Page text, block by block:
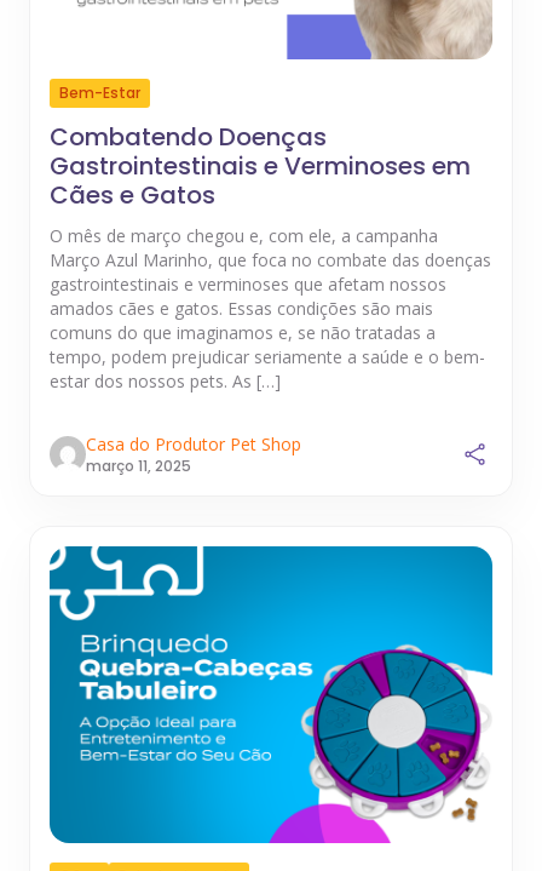
Bem-Estar
Combatendo Doenças
Gastrointestinais e Verminoses em
Cães e Gatos
O mês de março chegou e, com ele, a campanha
Março Azul Marinho, que foca no combate das doenças
gastrointestinais e verminoses que afetam nossos
amados cães e gatos. Essas condições são mais
comuns do que imaginamos e, se não tratadas a
tempo, podem prejudicar seriamente a saúde e o bem-
estar dos nossos pets. As […]
Casa do Produtor Pet Shop
março 11, 2025